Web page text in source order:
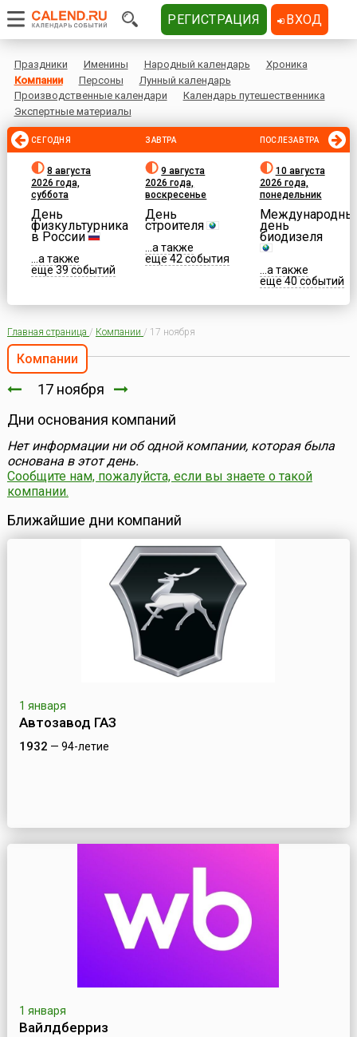
Праздники Именины Народный календарь
Хроника
Компании
Персоны
Лунный календарь
Производственные календари
Календарь путешественника
Экспертные материалы
СЕГОДНЯ
8 августа
2026 года,
суббота
День
физкультурника
в России
...а также
еще 39 событий
ЗАВТРА
9 августа
2026 года,
воскресенье
День
строителя
...а также
еще 42 события
ПОСЛЕЗАВТРА
10 августа
2026 года,
понедельник
день
биодизеля
...а также
еще 40 событий
Главная страница / Компании / 17 ноября
Компании
17 ноября
Дни основания компаний
Нет информации ни об одной компании, которая была
основана в этот день.
Сообщите нам, пожалуйста, если вы знаете о такой
компании.
Ближайшие дни компаний
1 января
Автозавод ГАЗ
1932 — 94-летие
1 января
Вайлдберриз
РЕГИСТРАЦИЯ ВХОД